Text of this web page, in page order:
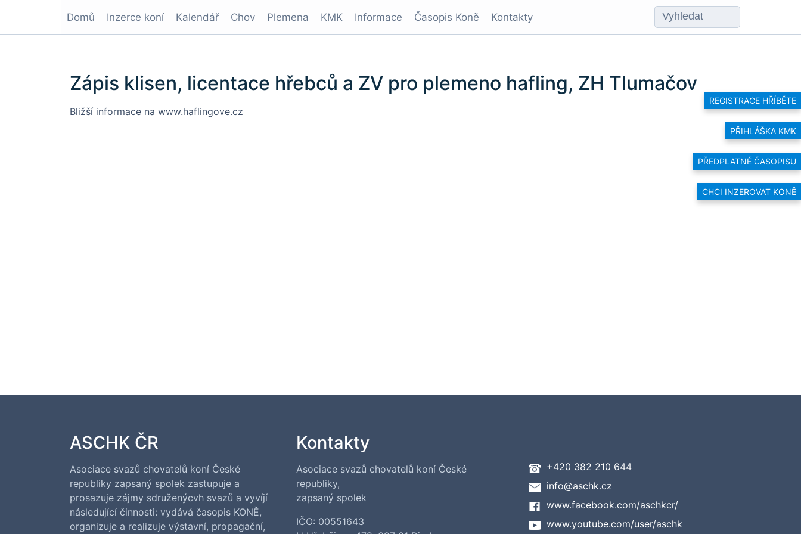
REGISTRACE HŘÍBĚTE
PŘIHLÁŠKA KMK
PŘEDPLATNÉ ČASOPISU
CHCI INZEROVAT KONĚ
Domů Inzerce koní Kalendář Chov Plemena KMK Informace Časopis Koně Kontakty
Zápis klisen, licentace hřebců a ZV pro plemeno hafling, ZH Tlumačov
Bližší informace na www.haflingove.cz
ASCHK ČR
Asociace svazů chovatelů koní České
republiky zapsaný spolek zastupuje a
prosazuje zájmy sdruženýcvh svazů a vyvíjí
následující činnosti: vydává časopis KONĚ,
organizuje a realizuje výstavní, propagační,
Kontakty
Asociace svazů chovatelů koní České
republiky,
zapsaný spolek
IČO: 00551643
+420 382 210 644
info@aschk.cz
www.facebook.com/aschkcr/
www.youtube.com/user/aschk